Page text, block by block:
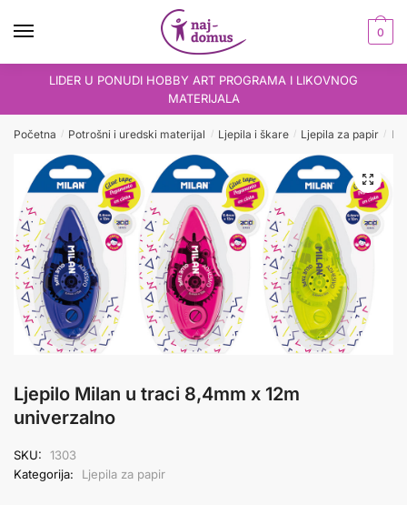
0
LIDER U PONUDI HOBBY ART PROGRAMA I LIKOVNOG
MATERIJALA
Početna / Potrošni i uredski materijal / Ljepila i škare / Ljepila za papir /
Ljepilo Milan u traci 8,4mm x 12m
univerzalno
SKU:
1303
Kategorija:
Ljepila za papir